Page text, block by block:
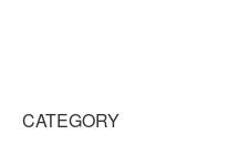
CATEGORY